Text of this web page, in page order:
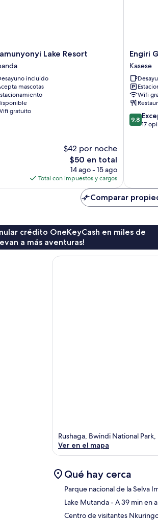
Lake Resort
incluido
mascotas
gratuito
$42 por noche
El
precio
actual
es
$50
$50 en total
14 ago - 15 ago
Total con impuestos y cargos
Engiri
Game
Lodge
and
Kasese
Engiri
Kasese
Wifi
9.8
de
9.8
17
Comparar
crédito OneKeyCash en miles de
a más aventuras!
Rushaga, Bwindi National
Ver en el mapa
Qué hay cerca
Parque nacional de la Selva
Lake Mutanda- A 39 min en
Centro de visitantes